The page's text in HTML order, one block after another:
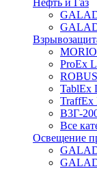
Нефть и Газ
ProEx
TablEx
TraffEx
В3Г-
Все
Освещение